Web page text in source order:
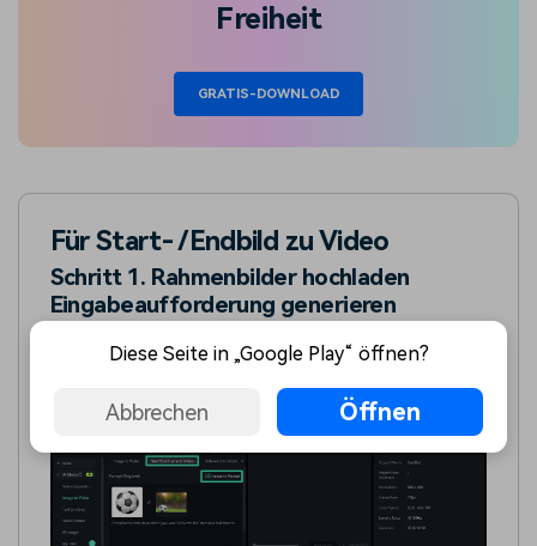
Freiheit
GRATIS-DOWNLOAD
Für Start- /Endbild zu Video
Schritt 1. Rahmenbilder hochladen
Eingabeaufforderung generieren
Importieren Sie den Start-und Endrahmen mithilfe der
angegebenen Optionen. Finden Sie als nächstes die
option und klicken Sie darauf.
Diese Seite in „Google Play“ öffnen?
Abbrechen Öffnen